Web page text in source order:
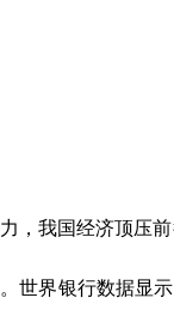
，我国经济顶压
世界银行数据显